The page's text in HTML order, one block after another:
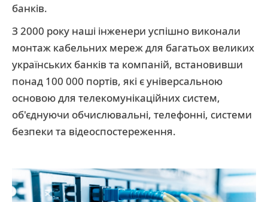
банків.
З 2000 року наші інженери успішно виконали
монтаж кабельних мереж для багатьох великих
українських банків та компаній, встановивши
понад 100 000 портів, які є універсальною
основою для телекомунікаційних систем,
об'єднуючи обчислювальні, телефонні, системи
безпеки та відеоспостереження.